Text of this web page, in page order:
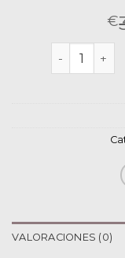
€
riñonera
VALORACIONES (0)